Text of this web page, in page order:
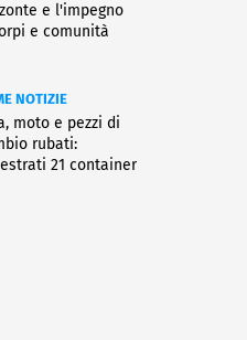
e l'impegno
e comunità
NOTIZIE
moto e pezzi di
rubati:
21 container